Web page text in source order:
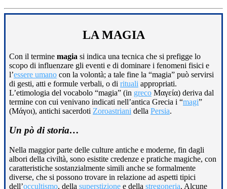
LA MAGIA
Con il termine magia si indica una tecnica che si prefigge lo
scopo di influenzare gli eventi e di dominare i fenomeni fisici e
l’essere umano con la volontà; a tale fine la “magia” può servirsi
di gesti, atti e formule verbali, o di rituali appropriati.
L’etimologia del vocabolo “magia” (in greco Μαγεία) deriva dal
termine con cui venivano indicati nell’antica Grecia i “magi”
(Μάγοι), antichi sacerdoti Zoroastriani della Persia.
Un pò di storia…
Nella maggior parte delle culture antiche e moderne, fin dagli
albori della civiltà, sono esistite credenze e pratiche magiche, con
caratteristiche sostanzialmente simili anche se formalmente
diverse, che si possono trovare in relazione ad aspetti tipici
dell’occultismo, della superstizione e della stregoneria. Alcune